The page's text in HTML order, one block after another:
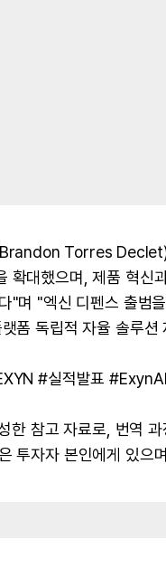
Torres
확대했으며, 제품 혁신
"며 "엑신 디펜스 출범
폼 독립적 자율 솔루
#실적발표
한 참고 자료로, 번역
투자자 본인에게 있으